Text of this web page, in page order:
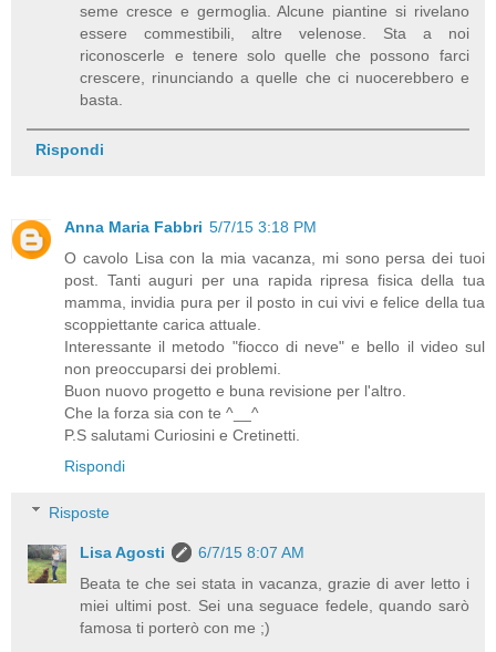
seme cresce e germoglia. Alcune piantine si rivelano
essere commestibili, altre velenose. Sta a noi
riconoscerle e tenere solo quelle che possono farci
crescere, rinunciando a quelle che ci nuocerebbero e
basta.
Rispondi
Anna Maria Fabbri 5/7/15 3:18 PM
O cavolo Lisa con la mia vacanza, mi sono persa dei tuoi
post. Tanti auguri per una rapida ripresa fisica della tua
mamma, invidia pura per il posto in cui vivi e felice della tua
scoppiettante carica attuale.
Interessante il metodo "fiocco di neve" e bello il video sul
non preoccuparsi dei problemi.
Buon nuovo progetto e buna revisione per l'altro.
Che la forza sia con te ^__^
P.S salutami Curiosini e Cretinetti.
Rispondi
Risposte
Lisa Agosti
6/7/15 8:07 AM
Beata te che sei stata in vacanza, grazie di aver letto i
miei ultimi post. Sei una seguace fedele, quando sarò
famosa ti porterò con me ;)